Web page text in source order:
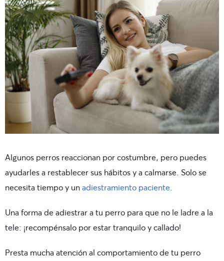
Algunos perros reaccionan por costumbre, pero puedes
ayudarles a restablecer sus hábitos y a calmarse. Solo se
necesita tiempo y unadiestramiento paciente
Una forma de adiestrar a tu perro para que no le ladre a la
tele: ¡recompénsalo por estar tranquilo y callado!
Presta mucha atención al comportamiento de tu perro